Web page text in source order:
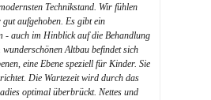
Technikstand. Wir fühlen
aufgehoben. Es gibt ein
- auch im Hinblick auf die Behandlung
Altbau befindet sich
eine Ebene speziell für Kinder. Sie
Die Wartezeit wird durch das
optimal überbrückt. Nettes und